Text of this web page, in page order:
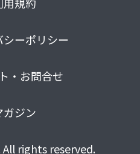
用規約
シーポリシー
・お問合せ
ガジン
rights reserved.